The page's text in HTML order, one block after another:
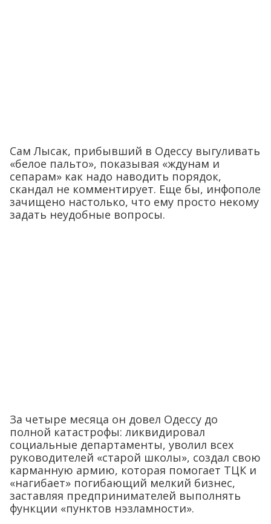
Сам Лысак, прибывший в Одессу выгуливать
«белое пальто», показывая «ждунам и
сепарам» как надо наводить порядок,
скандал не комментирует. Еще бы, инфополе
зачищено настолько, что ему просто некому
задать неудобные вопросы.
За четыре месяца он довел Одессу до
полной катастрофы: ликвидировал
социальные департаменты, уволил всех
руководителей «старой школы», создал свою
карманную армию, которая помогает ТЦК и
«нагибает» погибающий мелкий бизнес,
заставляя предпринимателей выполнять
функции «пунктов нэзламности».